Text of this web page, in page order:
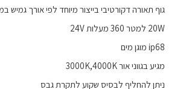
גוף תאורה דקורטיבי בייצור מיוחד לפי אורך גמיש
20W למטר 360 מעלות 24V
ip68 מוגן מים
מגיע בגווני אור 3000K,4000K
ניתן להחליף לבסיס שקוע לתקרת גבס